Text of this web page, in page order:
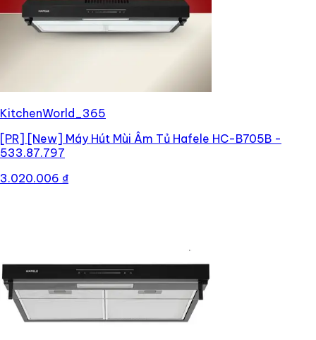
KitchenWorld_365
[PR] [New] Máy Hút Mùi Âm Tủ Hafele HC-B705B -
533.87.797
3.020.006 ₫